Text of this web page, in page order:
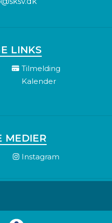
LINKS
Tilmelding
Kalender
MEDIER
Instagram